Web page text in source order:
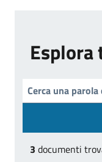
3 documenti